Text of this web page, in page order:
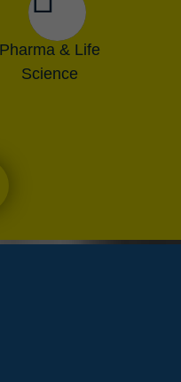
Pharma & Life
Science